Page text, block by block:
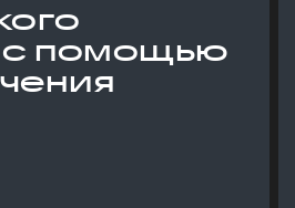
с помощью